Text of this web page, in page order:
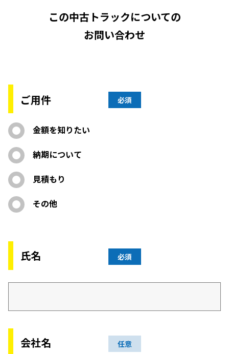
この中古トラックについての
お問い合わせ
ご用件 必須
金額を知りたい
納期について
見積もり
その他
氏名 必須
会社名 任意